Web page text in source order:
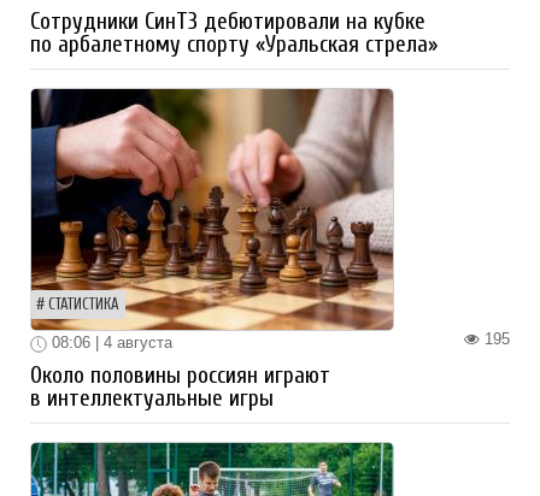
Сотрудники СинТЗ дебютировали на кубке
по арбалетному спорту «Уральская стрела»
СТАТИСТИКА
195
08:06 | 4 августа
Около половины россиян играют
в интеллектуальные игры